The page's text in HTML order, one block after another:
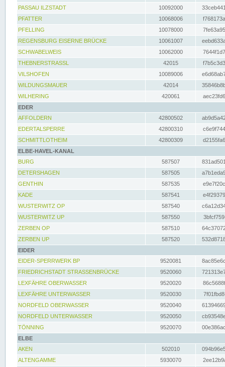
PASSAU ILZSTADT
10092000
PFATTER
10068006
PFELLING
10078000
REGENSBURG EISERNE BRÜCKE
10061007
SCHWABELWEIS
10062000
THEBNERSTRASSL
42015
VILSHOFEN
10089006
WILDUNGSMAUER
42014
WILHERING
420061
EDER
AFFOLDERN
42800502
EDERTALSPERRE
42800310
SCHMITTLOTHEIM
42800309
ELBE-HAVEL-KANAL
BURG
587507
DETERSHAGEN
587505
GENTHIN
587535
KADE
587541
WUSTERWITZ OP
587540
WUSTERWITZ UP
587550
ZERBEN OP
587510
ZERBEN UP
587520
EIDER
EIDER-SPERRWERK BP
9520081
FRIEDRICHSTADT STRASSENBRÜCKE
9520060
LEXFÄHRE OBERWASSER
9520020
LEXFÄHRE UNTERWASSER
9520030
NORDFELD OBERWASSER
9520040
NORDFELD UNTERWASSER
9520050
TÖNNING
9520070
ELBE
AKEN
502010
ALTENGAMME
5930070